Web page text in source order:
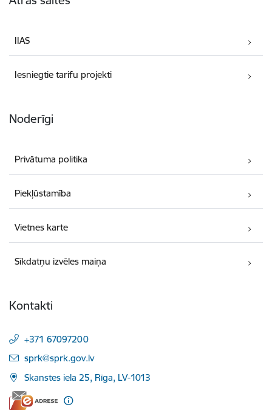
IIAS
Iesniegtie tarifu projekti
Noderīgi
Privātuma politika
Piekļūstamība
Vietnes karte
Sīkdatņu izvēles maiņa
Kontakti
+371 67097200
E-pasts:
sprk@sprk.gov.lv
Skanstes iela 25, Rīga, LV-1013